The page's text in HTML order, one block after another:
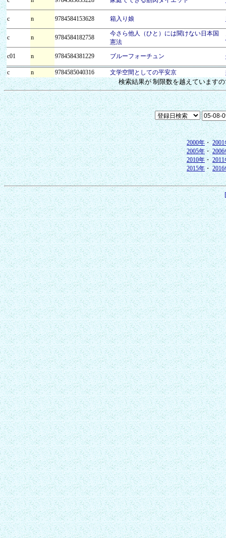
c n 9784584153628 箱入り娘
c n 9784584182758
今さら他人（ひと）には聞けない日本国
憲法
c01 n 9784584381229 ブルーフォーチュン
c n 9784585040316 文学空間としての平安京
検索結果が 制限数を越えています
2000年・2001
2005年・2006
2010年・2011
2015年・2016